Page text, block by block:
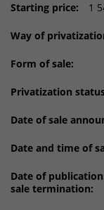
Starting price: 1
Way of
Form of sale:
Privatization
Date of sale
Date and time of
Date of
sale termination: